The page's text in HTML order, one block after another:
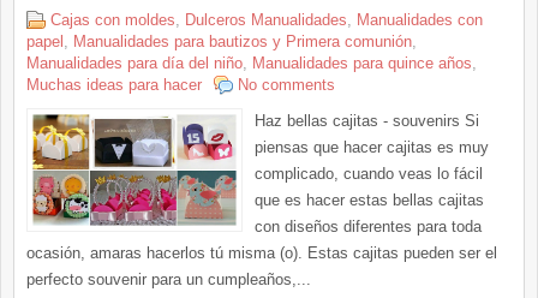
Cajas con moldes Dulceros Manualidades
Manualidades con
papel
Manualidades para bautizos y Primera comunión
Manualidades para día del niño Manualidades para quince años
Muchas ideas para hacer
No comments
Haz bellas cajitas - souvenirs Si
piensas que hacer cajitas es muy
complicado, cuando veas lo fácil
que es hacer estas bellas cajitas
con diseños diferentes para toda
ocasión, amaras hacerlos tú misma (o). Estas cajitas pueden ser el
perfecto souvenir para un cumpleaños,...